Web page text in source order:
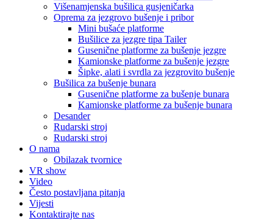
Višenamjenska bušilica gusjeničarka
Oprema za jezgrovo bušenje i pribor
Mini bušaće platforme
Bušilice za jezgre tipa Tailer
Gusenične platforme za bušenje jezgre
Kamionske platforme za bušenje jezgre
Šipke, alati i svrdla za jezgrovito bušenje
Bušilica za bušenje bunara
Gusenične platforme za bušenje bunara
Kamionske platforme za bušenje bunara
Desander
Rudarski stroj
Rudarski stroj
O nama
Obilazak tvornice
VR show
Video
Često postavljana pitanja
Vijesti
Kontaktirajte nas